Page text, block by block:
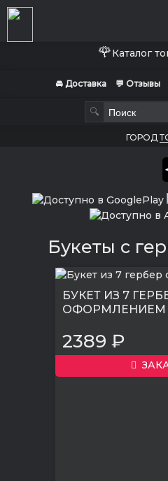
🌹Каталог
🚘 Доставка 💬 Отзывы
🔍
ГОРОД
Букеты с
БУКЕТ ИЗ 7
ОФОРМЛЕНИЕМ
2389 ₽